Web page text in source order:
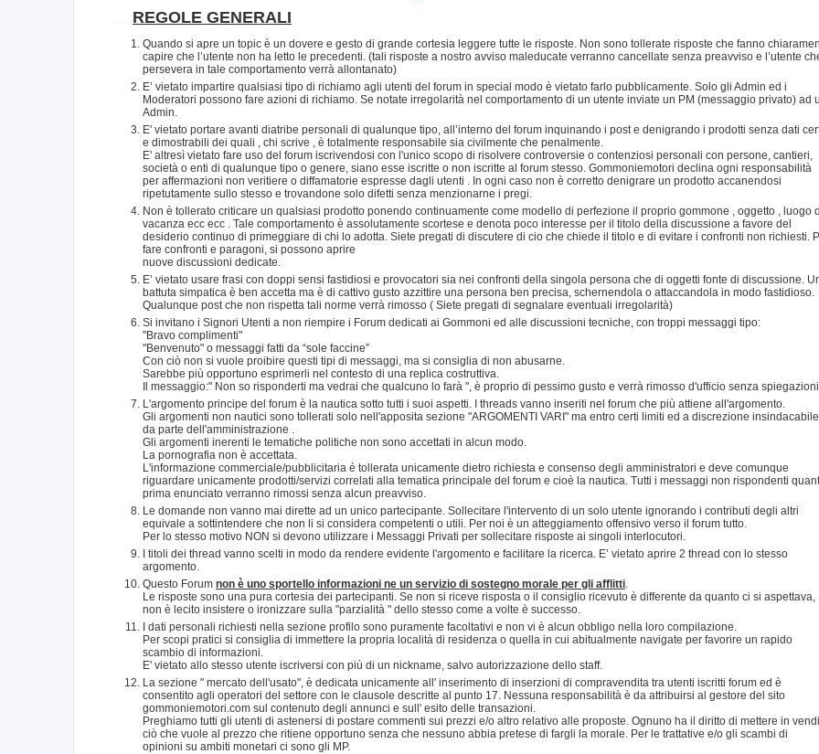
REGOLE GENERALI
Quando si apre un topic è un dovere e gesto di grande cortesia leggere tutte le risposte. Non sono tollerate risposte che fanno
capire che l’utente non ha letto le precedenti. (tali risposte a nostro avviso maleducate verranno cancellate senza preavviso e l’utente
persevera in tale comportamento verrà allontanato)
E’ vietato impartire qualsiasi tipo di richiamo agli utenti del forum in special modo è vietato farlo pubblicamente. Solo gli Admin ed i
Moderatori possono fare azioni di richiamo. Se notate irregolarità nel comportamento di un utente inviate un PM (messaggio privato) ad
Admin.
E' vietato portare avanti diatribe personali di qualunque tipo, all’interno del forum inquinando i post e denigrando i prodotti senza dati
e dimostrabili dei quali , chi scrive , è totalmente responsabile sia civilmente che penalmente.
E' altresì vietato fare uso del forum iscrivendosi con l'unico scopo di risolvere controversie o contenziosi personali con persone, cantieri,
società o enti di qualunque tipo o genere, siano esse iscritte o non iscritte al forum stesso. Gommoniemotori declina ogni responsabilità
per affermazioni non veritiere o diffamatorie espresse dagli utenti . In ogni caso non è corretto denigrare un prodotto accanendosi
ripetutamente sullo stesso e trovandone solo difetti senza menzionarne i pregi.
Non è tollerato criticare un qualsiasi prodotto ponendo continuamente come modello di perfezione il proprio gommone , oggetto , luogo
vacanza ecc ecc . Tale comportamento è assolutamente scortese e denota poco interesse per il titolo della discussione a favore del
desiderio continuo di primeggiare di chi lo adotta. Siete pregati di discutere di cio che chiede il titolo e di evitare i confronti non richiesti.
fare confronti e paragoni, si possono aprire
nuove discussioni dedicate.
E’ vietato usare frasi con doppi sensi fastidiosi e provocatori sia nei confronti della singola persona che di oggetti fonte di discussione.
battuta simpatica è ben accetta ma è di cattivo gusto azzittire una persona ben precisa, schernendola o attaccandola in modo fastidioso.
Qualunque post che non rispetta tali norme verrà rimosso ( Siete pregati di segnalare eventuali irregolarità)
Si invitano i Signori Utenti a non riempire i Forum dedicati ai Gommoni ed alle discussioni tecniche, con troppi messaggi tipo:
"Bravo complimenti"
"Benvenuto" o messaggi fatti da “sole faccine”
Con ciò non si vuole proibire questi tipi di messaggi, ma si consiglia di non abusarne.
Sarebbe più opportuno esprimerli nel contesto di una replica costruttiva.
Il messaggio:" Non so risponderti ma vedrai che qualcuno lo farà ", è proprio di pessimo gusto e verrà rimosso d'ufficio senza spiegazioni.
L'argomento principe del forum è la nautica sotto tutti i suoi aspetti. I threads vanno inseriti nel forum che più attiene all'argomento.
Gli argomenti non nautici sono tollerati solo nell'apposita sezione "ARGOMENTI VARI" ma entro certi limiti ed a discrezione insindacabile
da parte dell'amministrazione .
Gli argomenti inerenti le tematiche politiche non sono accettati in alcun modo.
La pornografia non è accettata.
L'informazione commerciale/pubblicitaria é tollerata unicamente dietro richiesta e consenso degli amministratori e deve comunque
riguardare unicamente prodotti/servizi correlati alla tematica principale del forum e cioè la nautica. Tutti i messaggi non rispondenti
prima enunciato verranno rimossi senza alcun preavviso.
Le domande non vanno mai dirette ad un unico partecipante. Sollecitare l'intervento di un solo utente ignorando i contributi degli altri
equivale a sottintendere che non li si considera competenti o utili. Per noi è un atteggiamento offensivo verso il forum tutto.
Per lo stesso motivo NON si devono utilizzare i Messaggi Privati per sollecitare risposte ai singoli interlocutori.
I titoli dei thread vanno scelti in modo da rendere evidente l'argomento e facilitare la ricerca. E’ vietato aprire 2 thread con lo stesso
argomento.
Questo Forum non è uno sportello informazioni ne un servizio di sostegno morale per gli afflitti
Le risposte sono una pura cortesia dei partecipanti. Se non si riceve risposta o il consiglio ricevuto è differente da quanto ci si aspettava,
non è lecito insistere o ironizzare sulla "parzialità " dello stesso come a volte è successo.
I dati personali richiesti nella sezione profilo sono puramente facoltativi e non vi è alcun obbligo nella loro compilazione.
Per scopi pratici si consiglia di immettere la propria località di residenza o quella in cui abitualmente navigate per favorire un rapido
scambio di informazioni.
E' vietato allo stesso utente iscriversi con più di un nickname, salvo autorizzazione dello staff.
La sezione " mercato dell'usato", è dedicata unicamente all' inserimento di inserzioni di compravendita tra utenti iscritti forum ed è
consentito agli operatori del settore con le clausole descritte al punto 17. Nessuna responsabilità è da attribuirsi al gestore del sito
gommoniemotori.com sul contenuto degli annunci e sull' esito delle transazioni.
Preghiamo tutti gli utenti di astenersi di postare commenti sui prezzi e/o altro relativo alle proposte. Ognuno ha il diritto di mettere in
ciò che vuole al prezzo che ritiene opportuno senza che nessuno abbia pretese di fargli la morale. Per le trattative e/o gli scambi di
opinioni su ambiti monetari ci sono gli MP.